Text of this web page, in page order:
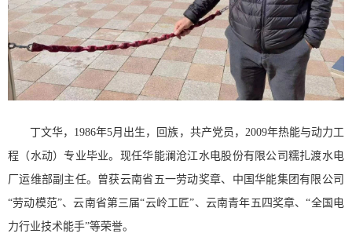
丁文华，1986年5月出生，回族，共产党员，2009年热能与动力工
程（水动）专业毕业。现任华能澜沧江水电股份有限公司糯扎渡水电
厂运维部副主任。曾获云南省五一劳动奖章、中国华能集团有限公司
“劳动模范”、云南省第三届“云岭工匠”、云南青年五四奖章、“全国电
力行业技术能手”等荣誉。